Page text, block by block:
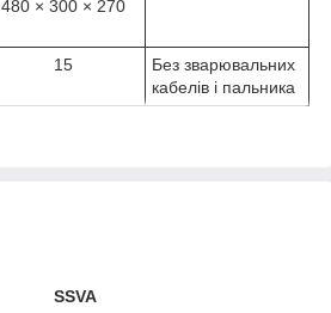
480 × 300 × 270
15
Без зварювальних
кабелів і пальника
SSVA